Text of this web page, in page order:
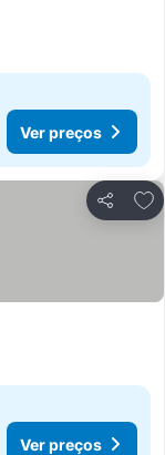
Ver preços
Partilhar
Ver preços